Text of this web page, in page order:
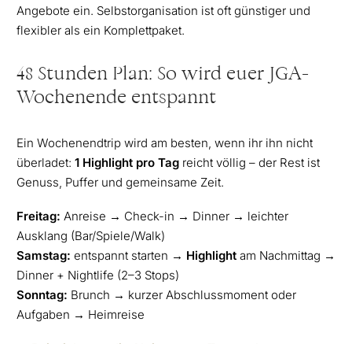
Angebote ein. Selbstorganisation ist oft günstiger und
flexibler als ein Komplettpaket.
48 Stunden Plan: So wird euer JGA-
Wochenende entspannt
Ein Wochenendtrip wird am besten, wenn ihr ihn nicht
überladet: 1 Highlight pro Tag reicht völlig – der Rest ist
Genuss, Puffer und gemeinsame Zeit.
Freitag: Anreise → Check-in → Dinner → leichter
Ausklang (Bar/Spiele/Walk)
Samstag: entspannt starten → Highlight am Nachmittag →
Dinner + Nightlife (2–3 Stops)
Sonntag: Brunch → kurzer Abschlussmoment oder
Aufgaben → Heimreise